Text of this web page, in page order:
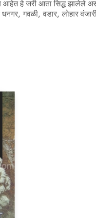
हे जरी आता सिद्ध झालेले
गवळी, वडार, लोहार